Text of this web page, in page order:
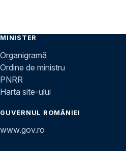
MINISTER
Organigramă
Ordine de ministru
PNRR
Harta site-ului
GUVERNUL ROMÂNIEI
www.gov.ro